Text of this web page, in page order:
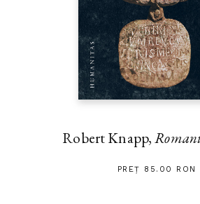
Robert Knapp,
PREȚ 85.00 RON